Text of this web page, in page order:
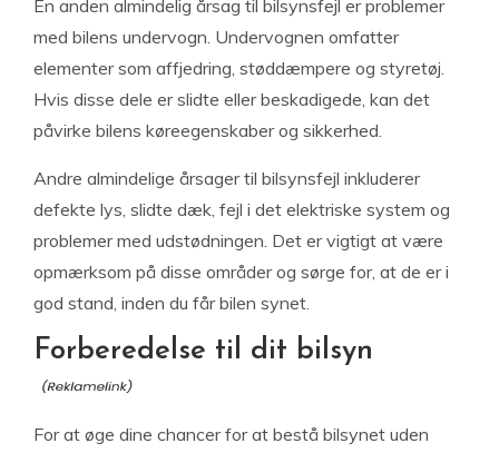
En anden almindelig årsag til bilsynsfejl er problemer
med bilens undervogn. Undervognen omfatter
elementer som affjedring, støddæmpere og styretøj.
Hvis disse dele er slidte eller beskadigede, kan det
påvirke bilens køreegenskaber og sikkerhed.
Andre almindelige årsager til bilsynsfejl inkluderer
defekte lys, slidte dæk, fejl i det elektriske system og
problemer med udstødningen. Det er vigtigt at være
opmærksom på disse områder og sørge for, at de er i
god stand, inden du får bilen synet.
Forberedelse til dit bilsyn
For at øge dine chancer for at bestå bilsynet uden